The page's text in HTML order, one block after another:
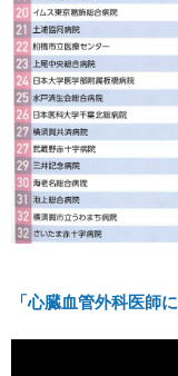
「心臓血管外科医師